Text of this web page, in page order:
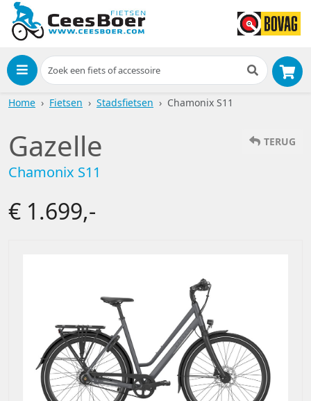
Menu
Home Fietsen Stadsfietsen Chamonix S11
TERUG
Gazelle
Chamonix S11
€ 1.699,-